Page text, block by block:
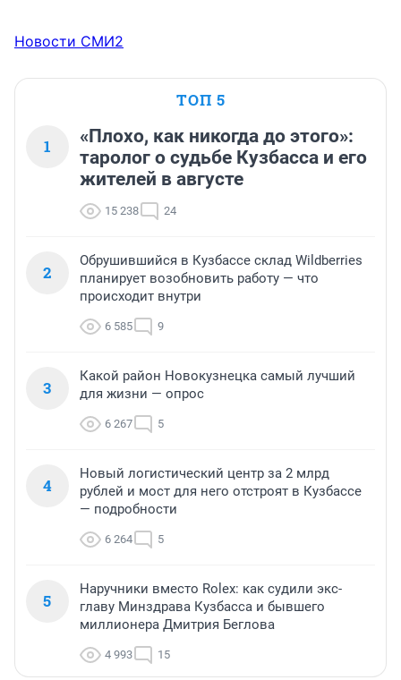
Новости СМИ2
ТОП 5
1
«Плохо, как никогда до этого»:
таролог о судьбе Кузбасса и его
жителей в августе
15 238 24
2
Обрушившийся в Кузбассе склад Wildberries
планирует возобновить работу — что
происходит внутри
6 585 9
3
Какой район Новокузнецка самый лучший
для жизни — опрос
6 267 5
4
Новый логистический центр за 2 млрд
рублей и мост для него отстроят в Кузбассе
— подробности
6 264 5
5
Наручники вместо Rolex: как судили экс-
главу Минздрава Кузбасса и бывшего
миллионера Дмитрия Беглова
4 993 15